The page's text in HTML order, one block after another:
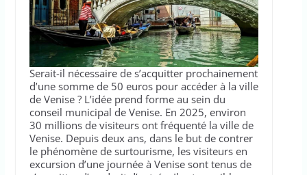
Serait-il nécessaire de s’acquitter prochainement
d’une somme de 50 euros pour accéder à la ville
de Venise ? L’idée prend forme au sein du
conseil municipal de Venise. En 2025, environ
30 millions de visiteurs ont fréquenté la ville de
Venise. Depuis deux ans, dans le but de contrer
le phénomène de surtourisme, les visiteurs en
excursion d’une journée à Venise sont tenus de